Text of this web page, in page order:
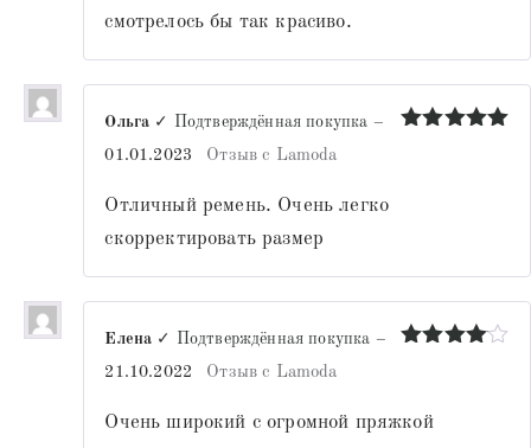
смотрелось бы так красиво.
Ольга ✓ Подтверждённая покупка –
01.01.2023
Отзыв с Lamoda
Отличный ремень. Очень легко
скорректировать размер
Елена ✓ Подтверждённая покупка –
21.10.2022
Отзыв с Lamoda
Очень широкий с огромной пряжкой